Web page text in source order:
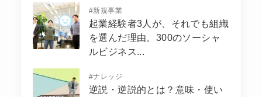
#新規事業
起業経験者3人が、それでも組織
を選んだ理由。300のソーシャ
ルビジネス...
#ナレッジ
逆説・逆説的とは？意味・使い